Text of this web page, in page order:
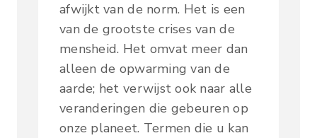
afwijkt van de norm. Het is een
van de grootste crises van de
mensheid. Het omvat meer dan
alleen de opwarming van de
aarde; het verwijst ook naar alle
veranderingen die gebeuren op
onze planeet. Termen die u kan